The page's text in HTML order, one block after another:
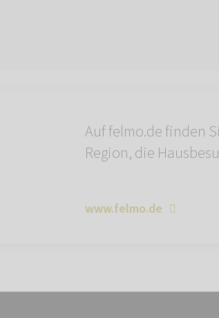
Auf felmo.de finden
Region, die
www.felmo.de